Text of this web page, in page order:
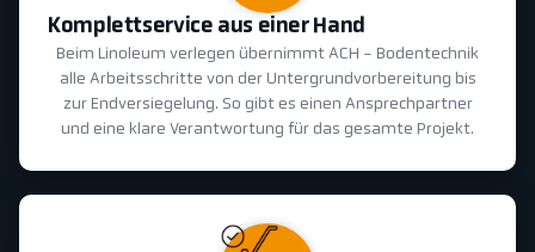
Komplettservice aus einer Hand
Beim Linoleum verlegen übernimmt ACH - Bodentechnik
alle Arbeitsschritte von der Untergrundvorbereitung bis
zur Endversiegelung. So gibt es einen Ansprechpartner
und eine klare Verantwortung für das gesamte Projekt.